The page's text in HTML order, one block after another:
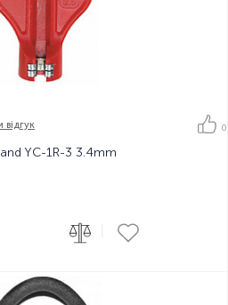
вiдгук 0
YC-1R-3 3.4mm